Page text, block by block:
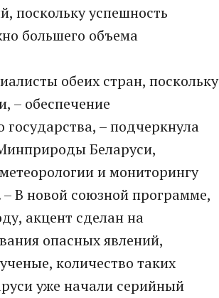
поскольку успешность
большего объема
обеих стран, поскольку
– обеспечение
– подчеркнула
Беларуси,
и мониторингу
В новой союзной программе,
акцент сделан на
опасных явлений,
количество таких
уже начали серийный